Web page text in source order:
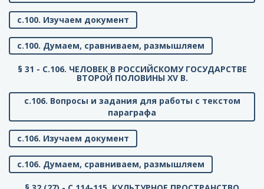
с.100. Изучаем документ
с.100. Думаем, сравниваем, размышляем
§ 31 - C.106. ЧЕЛОВЕК В РОССИЙСКОМУ ГОСУДАРСТВЕ
ВТОРОЙ ПОЛОВИНЫ XV В.
с.106. Вопросы и задания для работы с текстом
параграфа
с.106. Изучаем документ
с.106. Думаем, сравниваем, размышляем